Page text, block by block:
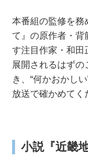
本番組の監修を務
て』の原作者・背
す注目作家・和田
展開されるはずの
き、“何かおかし
放送で確かめてく
小説『近畿